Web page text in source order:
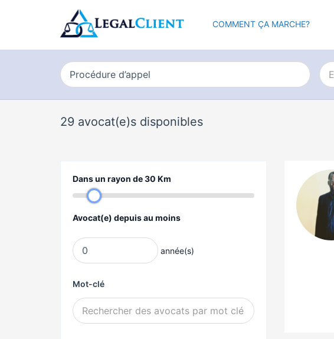
COMMENT ÇA MARCHE?
29 avocat(e)s disponibles
Dans un rayon de30 Km
Avocat(e) depuis au moins
année(s)
Mot-clé